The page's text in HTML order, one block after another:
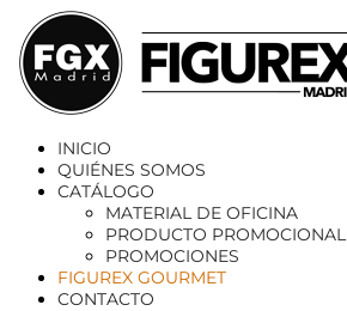
INICIO
QUIÉNES SOMOS
CATÁLOGO
MATERIAL DE OFICINA
PRODUCTO PROMOCIONAL
PROMOCIONES
FIGUREX GOURMET
CONTACTO